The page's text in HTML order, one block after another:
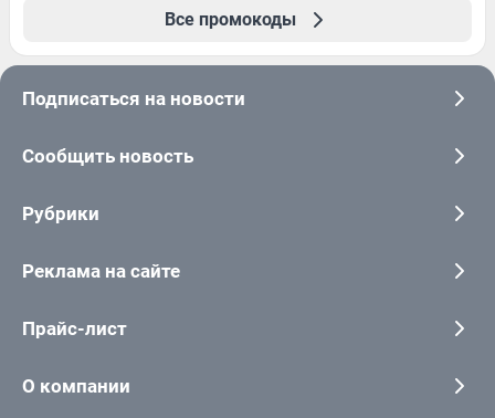
Все промокоды
Подписаться на новости
Сообщить новость
Рубрики
Реклама на сайте
Прайс-лист
О компании